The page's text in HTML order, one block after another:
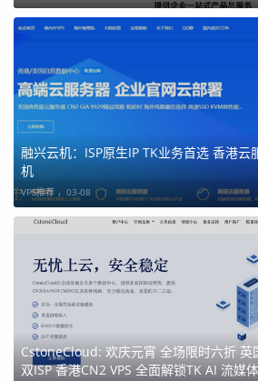
日本 Residential BGP 云服务器（真
日本本土电信运营商 双 ISP 住宅级线
静态 IPv4｜IP 纯净度高｜适用于
tGPT、Claude、Gemini、流媒体、
NTT：103.197.208.1
GL：103.7.88.1
内
存
CP
U
SS
D
带宽
流
量
融兴云机：ISP原生IP TK业务首选 香港
机
VPS推荐 ， 03-08
CstoneCloud: 欢庆元宵 全场限时六折 英
双ISP 香港CN2 VPS 全面解锁TK AI 流媒体